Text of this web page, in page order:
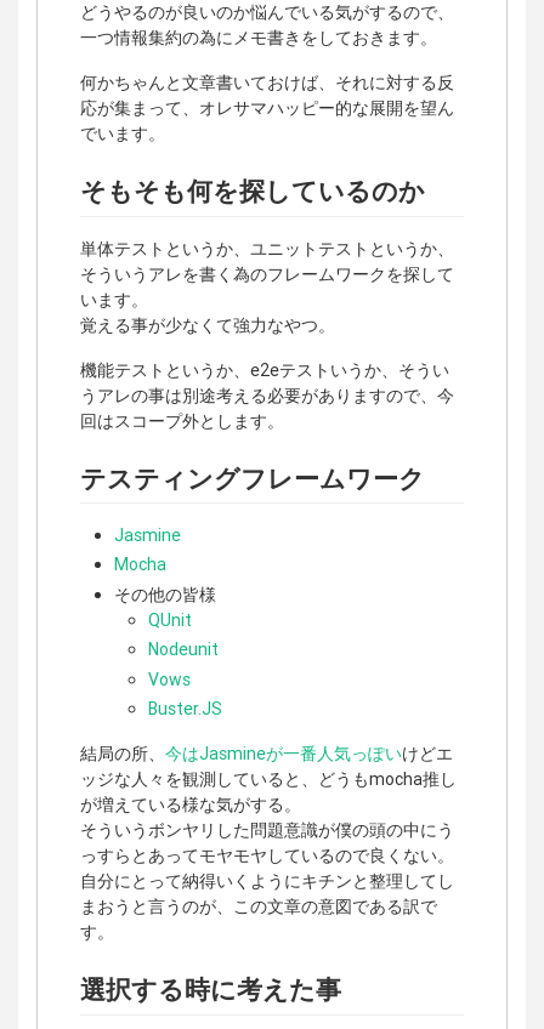
どうやるのが良いのか悩んでいる気がするので、
一つ情報集約の為にメモ書きをしておきます。
何かちゃんと文章書いておけば、それに対する反
応が集まって、オレサマハッピー的な展開を望ん
でいます。
そもそも何を探しているのか
単体テストというか、ユニットテストというか、
そういうアレを書く為のフレームワークを探して
います。
覚える事が少なくて強力なやつ。
機能テストというか、e2eテストいうか、そうい
うアレの事は別途考える必要がありますので、今
回はスコープ外とします。
テスティングフレームワーク
Jasmine
Mocha
その他の皆様
QUnit
Nodeunit
Vows
Buster.JS
結局の所、 今はJasmineが一番人気っぽいけどエ
ッジな人々を観測していると、どうもmocha推し
が増えている様な気がする。
そういうボンヤリした問題意識が僕の頭の中にう
っすらとあってモヤモヤしているので良くない。
自分にとって納得いくようにキチンと整理してし
まおうと言うのが、この文章の意図である訳で
す。
選択する時に考えた事